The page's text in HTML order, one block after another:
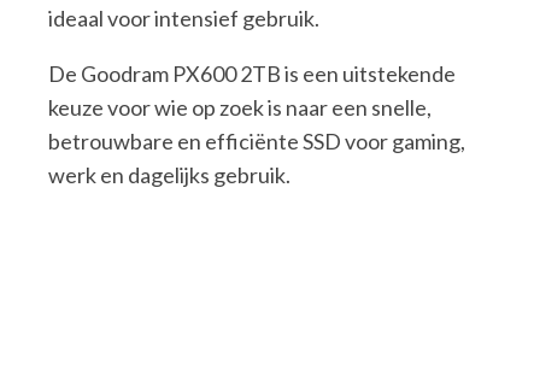
ideaal voor intensief gebruik.
De Goodram PX600 2TB is een uitstekende
keuze voor wie op zoek is naar een snelle,
betrouwbare en efficiënte SSD voor gaming,
werk en dagelijks gebruik.